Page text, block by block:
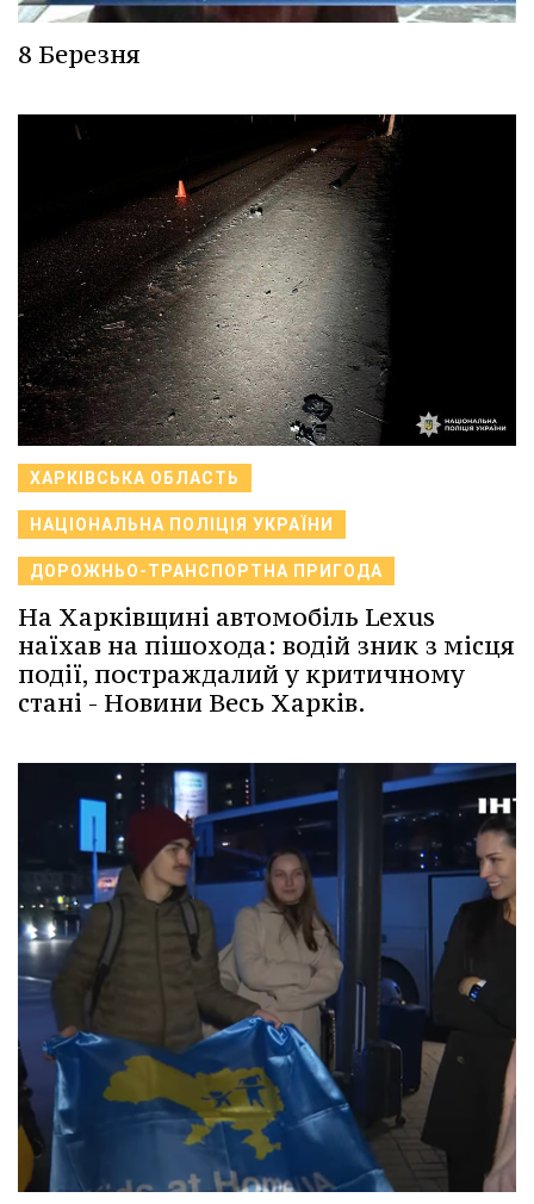
8 Березня
ХАРКІВСЬКА ОБЛАСТЬ
НАЦІОНАЛЬНА ПОЛІЦІЯ УКРАЇНИ
ДОРОЖНЬО-ТРАНСПОРТНА ПРИГОДА
На Харківщині автомобіль Lexus
наїхав на пішохода: водій зник з місця
події, постраждалий у критичному
стані - Новини Весь Харків.